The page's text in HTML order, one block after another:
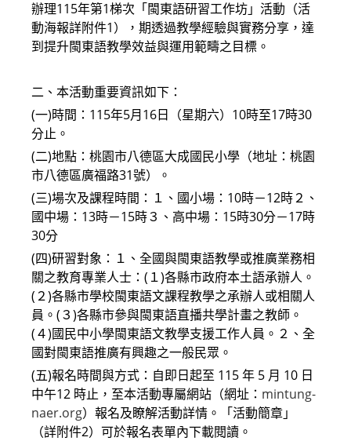
辦理115年第1梯次「閩東語研習工作坊」活動（活
動海報詳附件1），期透過教學經驗與實務分享，達
到提升閩東語教學效益與運用範疇之目標。
二、本活動重要資訊如下：
(一)時間：115年5月16日（星期六）10時至17時30
分止。
(二)地點：桃園市八德區大成國民小學（地址：桃園
市八德區廣福路31號）。
(三)場次及課程時間：１、國小場：10時－12時２、
國中場：13時－15時３、高中場：15時30分－17時
30分
(四)研習對象：１、全國與閩東語教學或推廣業務相
關之教育專業人士：(１)各縣市政府本土語承辦人。
(２)各縣市學校閩東語文課程教學之承辦人或相關人
員。(３)各縣市參與閩東語直播共學計畫之教師。
(４)國民中小學閩東語文教學支援工作人員。２、全
國對閩東語推廣有興趣之一般民眾。
(五)報名時間與方式：自即日起至 115 年 5 月 10 日
中午12 時止，至本活動專屬網站（網址： mintung-
naer.org）報名及瞭解活動詳情。「活動簡章」
（詳附件2）可於報名表單內下載閱讀。